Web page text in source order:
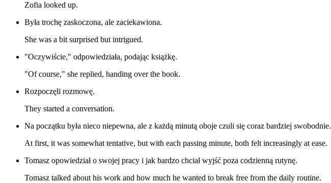
Zofia looked up.
Była trochę zaskoczona, ale zaciekawiona.
She was a bit surprised but intrigued.
"Oczywiście," odpowiedziała, podając książkę.
"Of course," she replied, handing over the book.
Rozpoczęli rozmowę.
They started a conversation.
Na początku była nieco niepewna, ale z każdą minutą oboje czuli się coraz bardziej swobodnie.
At first, it was somewhat tentative, but with each passing minute, both felt increasingly at ease.
Tomasz opowiedział o swojej pracy i jak bardzo chciał wyjść poza codzienną rutynę.
Tomasz talked about his work and how much he wanted to break free from the daily routine.